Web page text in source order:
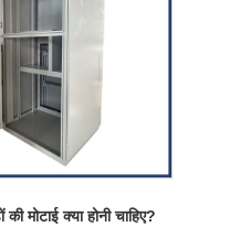
मोटाई क्या होनी चाहिए?